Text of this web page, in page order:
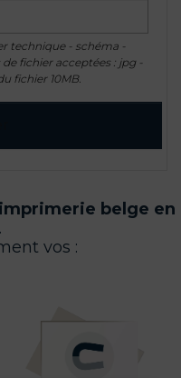
technique - schéma -
fichier acceptées : jpg -
fichier 10MB.
belge en
.
vos :